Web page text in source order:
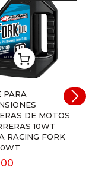
ACEITE PARA
SUSPENSIONES
DELATERAS DE
DE CARRERAS 15WT
MAXIMA RACING
FLUID 15WT
$